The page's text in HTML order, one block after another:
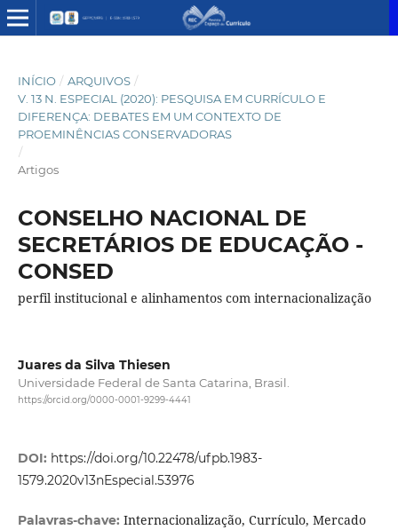
INÍCIO / ARQUIVOS /
V. 13 N. ESPECIAL (2020): PESQUISA EM CURRÍCULO E
DIFERENÇA: DEBATES EM UM CONTEXTO DE
PROEMINÊNCIAS CONSERVADORAS
/
Artigos
CONSELHO NACIONAL DE
SECRETÁRIOS DE EDUCAÇÃO -
CONSED
perfil institucional e alinhamentos com internacionalização
Juares da Silva Thiesen
Universidade Federal de Santa Catarina, Brasil.
https://orcid.org/0000-0001-9299-4441
DOI: https://doi.org/10.22478/ufpb.1983-
1579.2020v13nEspecial.53976
Palavras-chave: Internacionalização, Currículo, Mercado